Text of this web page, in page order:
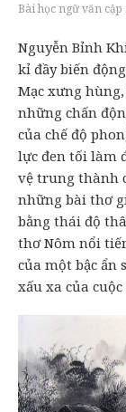
Bài học ngữ văn cập
Nguyễn Bỉnh
kỉ đầy biến
Mạc xưng
những chấn
của chế độ
lực đen tối làm
vệ trung thành
những bài thơ
bằng thái độ
thơ Nôm nổi
của một bậc ẩn
xấu xa của